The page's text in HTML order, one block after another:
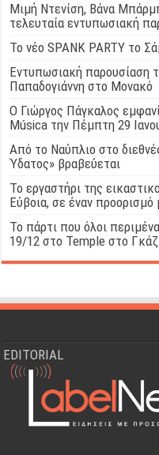
Μιμή Ντενίση, Βάνα
τελευταία εντυπωσιακή
Το νέο SPANK PARTY το
Εντυπωσιακή παρουσίαση
Παπαδογιάννη στο Μονακό
Ο Γιώργος Πάγκαλος
Música την Πέμπτη 29
Από το Ναύπλιο στο
Ύδατος» βραβεύεται
Το εργαστήρι της
Εύβοια, σε έναν προορισμό
Το πάρτι που όλοι
19/12 στο Temple στο
EDITORIAL